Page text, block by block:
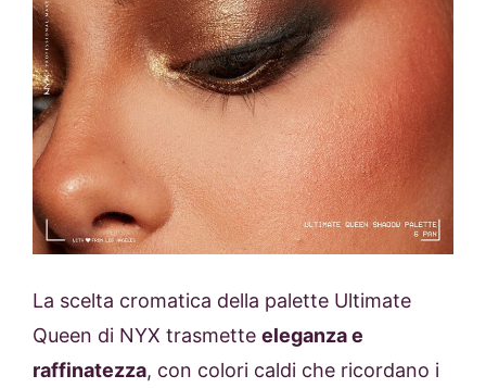
La scelta cromatica della palette Ultimate
Queen di NYX trasmette eleganza e
raffinatezza, con colori caldi che ricordano i